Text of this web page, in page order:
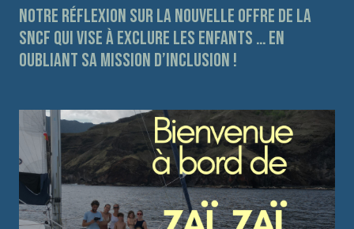
Notre réflexion sur la nouvelle offre de la
SNCF qui vise à exclure les enfants … en
oubliant sa mission d’inclusion !